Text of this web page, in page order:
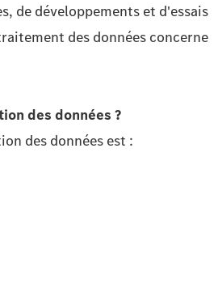
de développements et d'essais
des données concerne
des données ?
des données est :